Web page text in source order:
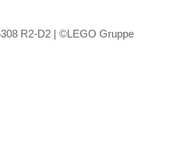
R2-D2 | ©LEGO Gruppe